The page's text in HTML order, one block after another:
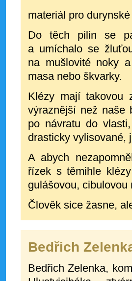
materiál pro durynské
Do těch pilin se
a umíchalo se
na mušlovité noky
masa nebo škvarky.
Klézy mají takovou
výraznější než naše
po návratu do
drasticky vylisované,
A abych
řízek s těmihle
gulášovou,
Člověk sice žasne,
Bedřich
Bedřich Zelenka,